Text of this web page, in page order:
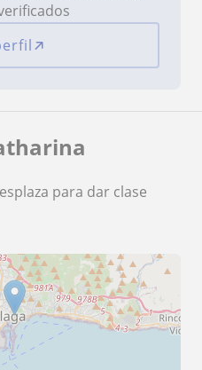
para dar clase